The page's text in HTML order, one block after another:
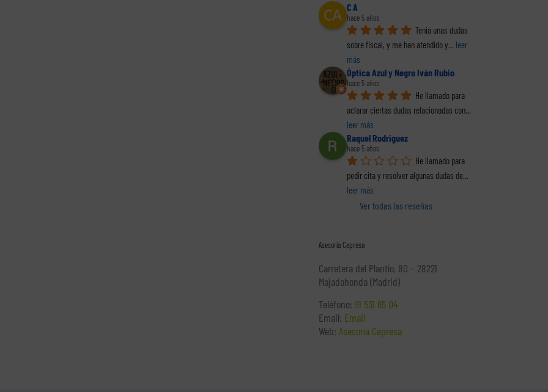
C A
hace 5 años
Tenia unas dudas
sobre fiscal, y me han atendido y... leer
más
Óptica Azul y Negro Iván Rubio
hace 5 años
He llamado para
aclarar ciertas dudas relacionadas con
leer más
Raquel Rodriguez
hace 5 años
He llamado para
pedir cita y resolver algunas dudas de
leer más
Ver todas las reseñas
Asesoría Cepresa
Carretera del Plantío, 80 – 28221
Majadahonda (Madrid)
Teléfono: 91 531 65 04
Email: Email
Web: Asesoría Cepresa